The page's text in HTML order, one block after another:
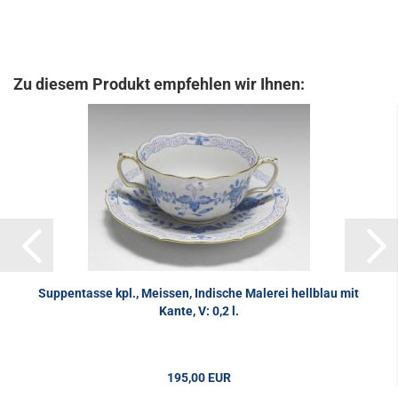
Zu diesem Produkt empfehlen wir Ihnen:
Suppentasse kpl., Meissen, Indische Malerei hellblau mit
Kante, V: 0,2 l.
195,00 EUR